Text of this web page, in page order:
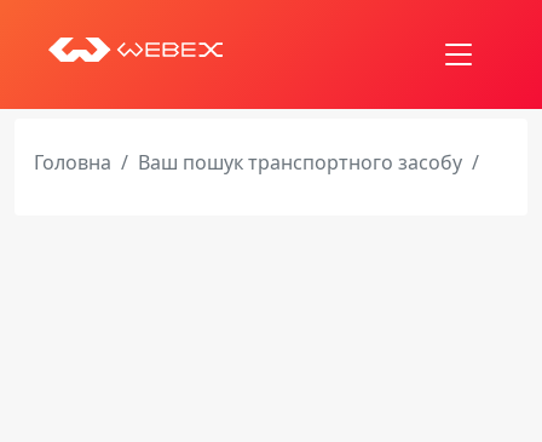
Головна Ваш пошук транспортного засобу